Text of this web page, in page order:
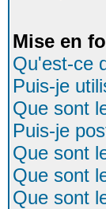
Mise en
Qu'est-ce
Puis-je
Que sont
Puis-je
Que sont
Que sont
Que sont